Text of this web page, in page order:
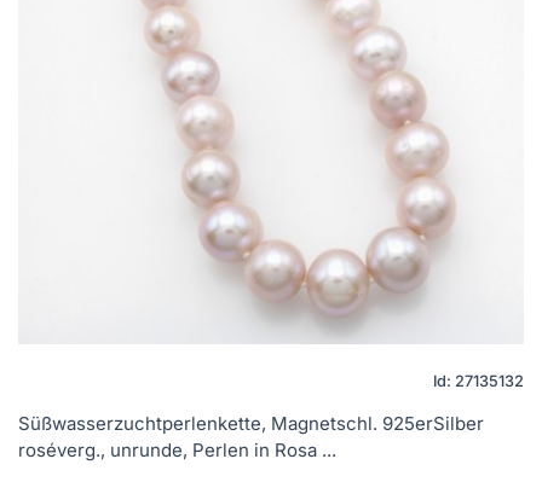
Id: 27135132
Süßwasserzuchtperlenkette, Magnetschl. 925erSilber
roséverg., unrunde, Perlen in Rosa ...